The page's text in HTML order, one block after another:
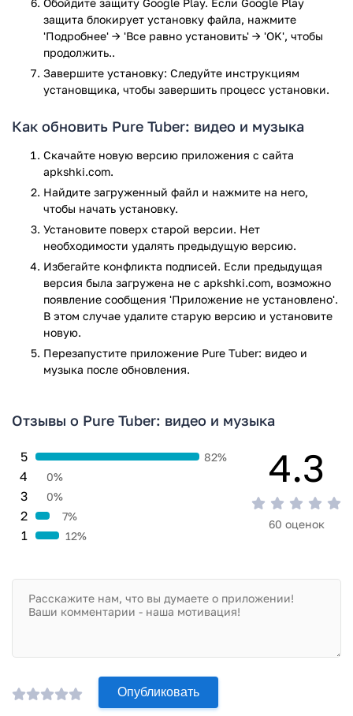
наверняка придется по вкусу функция воспроизведенияв
фоновом режиме.
Ключевые функци и преимущества:
Бесплатная блокировка всей рекламы на YouTube.
Просмотр видео в плавающем окне.
момент.
Поддержка высокого разрешения, вплоть то 8K.
По умолчанию, видео воспроизводится в
максимальном доступном разрешении.
Хотите раз и навсегда заблокировать рекламу на YouTube?
Android.
Приложение Pure Tuber: видео и музыка прошло проверку
антивирусом VirusTotal. В результате проверки по всем
последним сигнатурам заражения файлов не выявлено.
Обойдите защиту Google Play. Если Google Play
защита блокирует установку файла, нажмите
'Подробнее' → 'Все равно установить' → 'OK', чтобы
продолжить..
Завершите установку: Следуйте инструкциям
установщика, чтобы завершить процесс установки.
Как обновить Pure Tuber: видео и музыка
Скачайте новую версию приложения с сайта
apkshki.com.
Найдите загруженный файл и нажмите на него,
чтобы начать установку.
Установите поверх старой версии. Нет
необходимости удалять предыдущую версию.
Избегайте конфликта подписей. Если предыдущая
версия была загружена не с apkshki.com, возможно
появление сообщения 'Приложение не установлено'.
В этом случае удалите старую версию и установите
новую.
Перезапустите приложениe Pure Tuber: видео и
музыка после обновления.
Отзывы о Pure Tuber: видео и музыка
1 12%
2 7%
3 0%
4 0%
5 82% 4.3
60 оценок
Опубликовать